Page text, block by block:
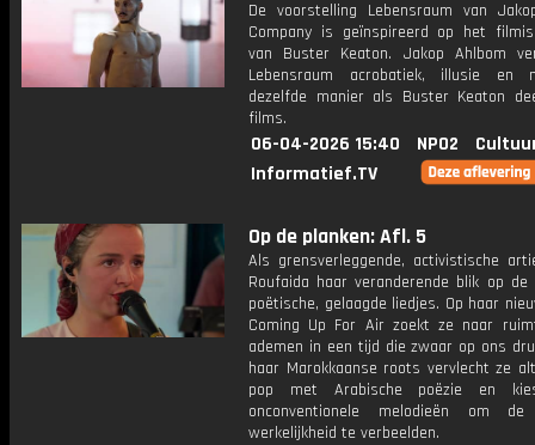
De voorstelling Lebensraum van
Company is geïnspireerd op het
van Buster Keaton. Jakop Ahlbom
Lebensraum acrobatiek, illusie en
dezelfde manier als Buster Keaton
films.
06-04-2026 15:40 NPO2
Informatief.TV
Op de planken: Afl. 5
Als grensverleggende, activistische
Roufaida haar veranderende blik op
poëtische, gelaagde liedjes. Op haar
Coming Up For Air zoekt ze naar
ademen in een tijd die zwaar op ons
haar Marokkaanse roots vervlecht ze
pop met Arabische poëzie en
onconventionele melodieën om de
werkelijkheid te verbeelden.